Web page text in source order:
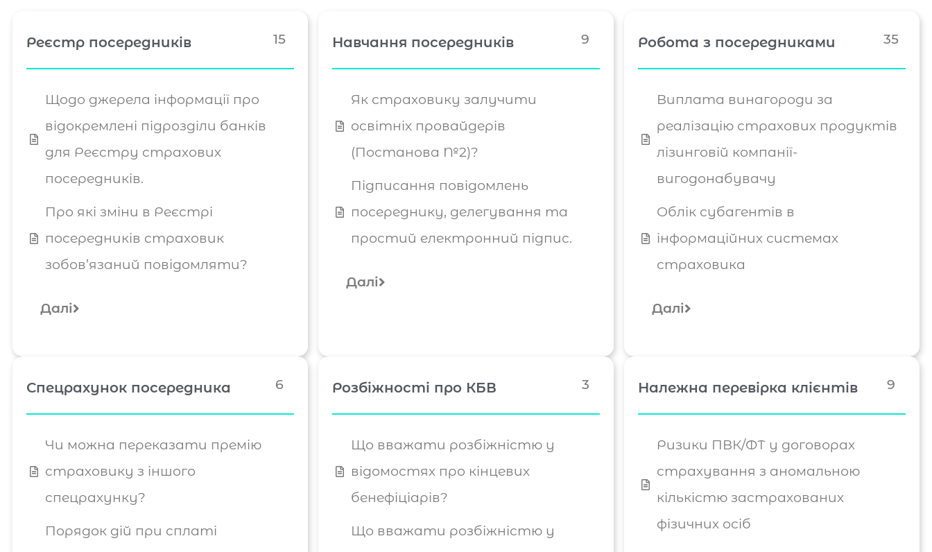
Реєстр посередників 15
Щодо джерела інформації про
відокремлені підрозділи банків
для Реєстру страхових
посередників.
Про які зміни в Реєстрі
посередників страховик
зобов’язаний повідомляти?
Далі
Навчання посередників 9
Як страховику залучити
освітніх провайдерів
(Постанова №2)?
Підписання повідомлень
посереднику, делегування та
простий електронний підпис.
Далі
Робота з посередниками 35
Виплата винагороди за
реалізацію страхових продуктів
лізинговій компанії-
вигодонабувачу
Облік субагентів в
інформаційних системах
страховика
Далі
Спецрахунок посередника 6
Чи можна переказати премію
страховику з іншого
спецрахунку?
Порядок дій при сплаті
Розбіжності про КБВ 3
Що вважати розбіжністю у
відомостях про кінцевих
бенефіціарів?
Що вважати розбіжністю у
Належна перевірка клієнтів 9
Ризики ПВК/ФТ у договорах
страхування з аномальною
кількістю застрахованих
фізичних осіб